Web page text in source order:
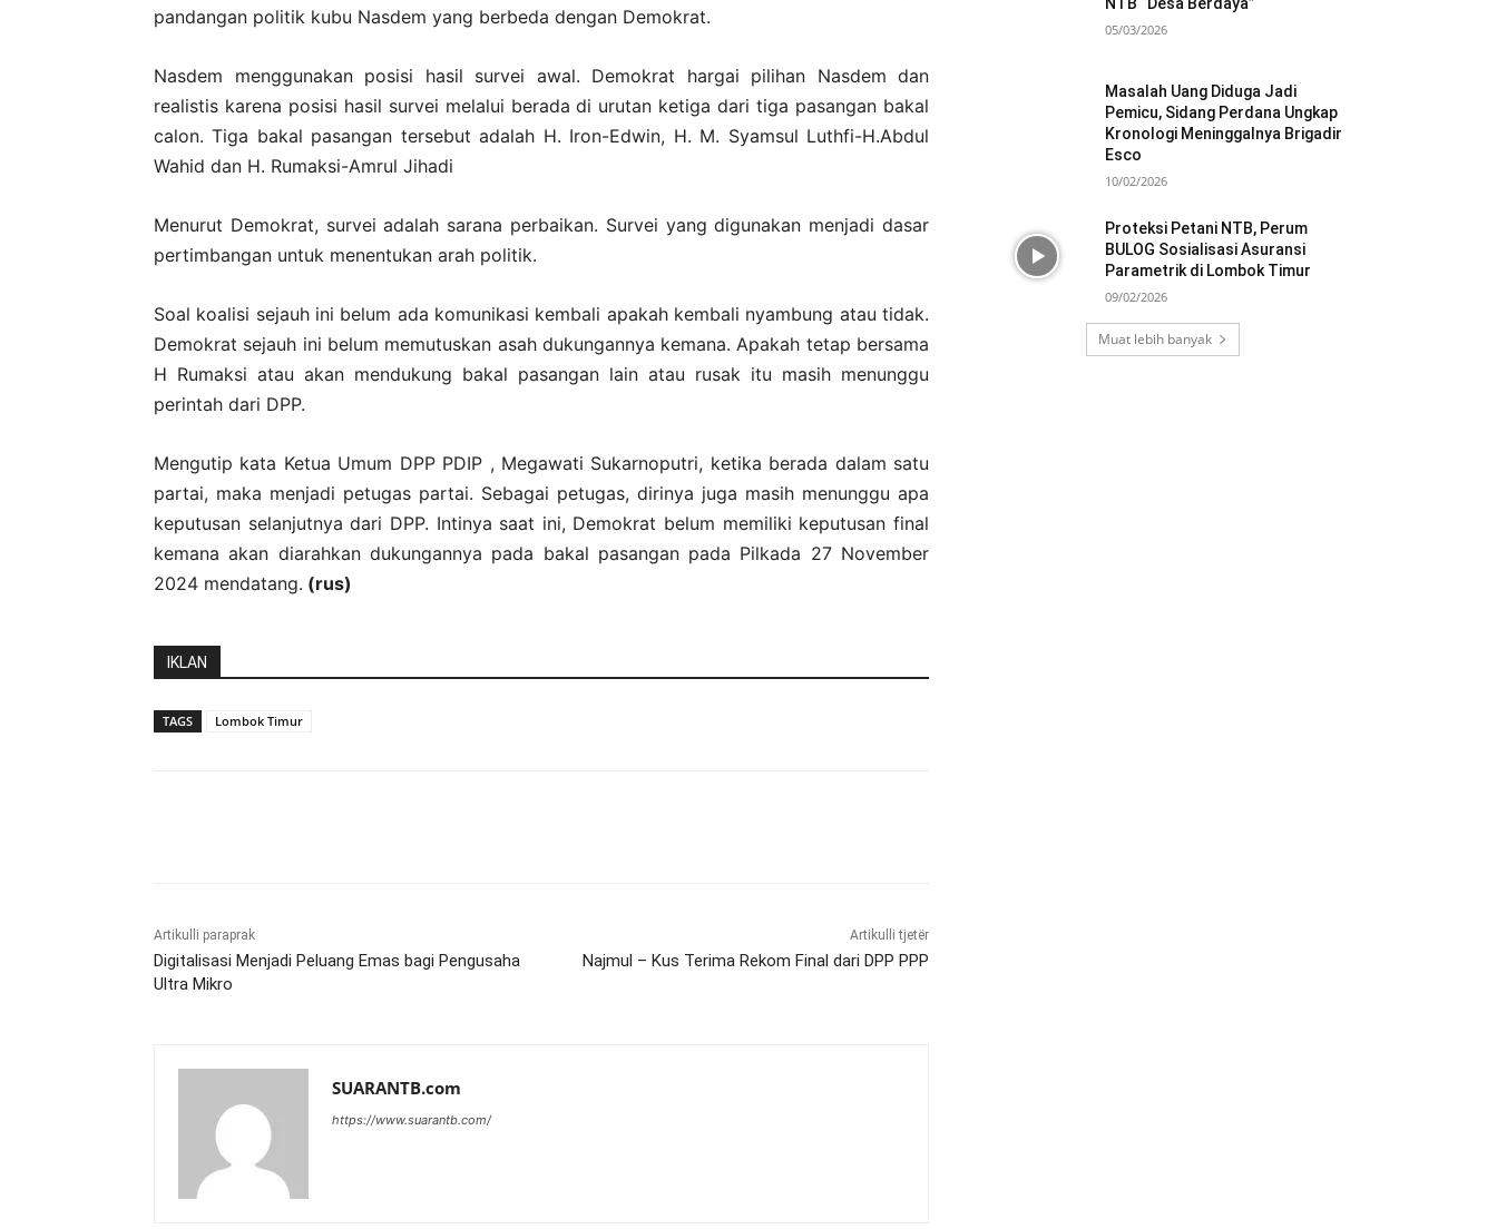
pandangan politik kubu Nasdem yang berbeda dengan Demokrat.
Nasdem menggunakan posisi hasil survei awal. Demokrat hargai pilihan Nasdem dan
realistis karena posisi hasil survei melalui berada di urutan ketiga dari tiga pasangan bakal
calon. Tiga bakal pasangan tersebut adalah H. Iron-Edwin, H. M. Syamsul Luthfi-H.Abdul
Wahid dan H. Rumaksi-Amrul Jihadi
Menurut Demokrat, survei adalah sarana perbaikan. Survei yang digunakan menjadi dasar
pertimbangan untuk menentukan arah politik.
Soal koalisi sejauh ini belum ada komunikasi kembali apakah kembali nyambung atau tidak.
Demokrat sejauh ini belum memutuskan asah dukungannya kemana. Apakah tetap bersama
H Rumaksi atau akan mendukung bakal pasangan lain atau rusak itu masih menunggu
perintah dari DPP.
Mengutip kata Ketua Umum DPP PDIP , Megawati Sukarnoputri, ketika berada dalam satu
partai, maka menjadi petugas partai. Sebagai petugas, dirinya juga masih menunggu apa
keputusan selanjutnya dari DPP. Intinya saat ini, Demokrat belum memiliki keputusan final
kemana akan diarahkan dukungannya pada bakal pasangan pada Pilkada 27 November
2024 mendatang. (rus)
IKLAN
TAGS Lombok Timur
Artikulli paraprak
Digitalisasi Menjadi Peluang Emas bagi Pengusaha
Ultra Mikro
Artikulli tjetër
Najmul – Kus Terima Rekom Final dari DPP PPP
SUARANTB.com
https://www.suarantb.com/
05/03/2026
Masalah Uang Diduga Jadi
Pemicu, Sidang Perdana Ungkap
Kronologi Meninggalnya Brigadir
Esco
10/02/2026
Proteksi Petani NTB, Perum
BULOG Sosialisasi Asuransi
Parametrik di Lombok Timur
09/02/2026
Muat lebih banyak